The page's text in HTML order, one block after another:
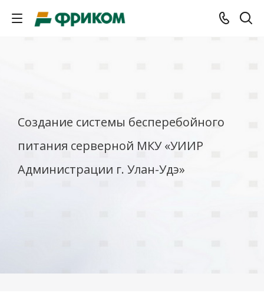
Создание системы бесперебойного
питания серверной МКУ «УИИР
Администрации г. Улан-Удэ»